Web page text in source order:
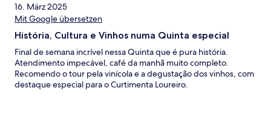
16. März 2025
Mit Google übersetzen
História, Cultura e Vinhos numa Quinta especial
Final de semana incrível nessa Quinta que é pura história.
Atendimento impecável, café da manhã muito completo.
Recomendo o tour pela vinícola e a degustação dos vinhos, com
destaque especial para o Curtimenta Loureiro.